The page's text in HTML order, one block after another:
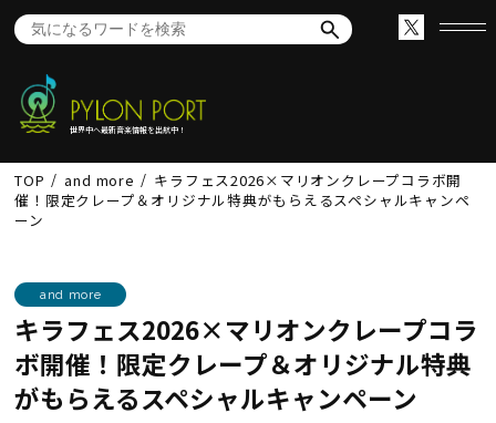
世界中へ最新音楽情報を出航中！
TOP and more
キラフェス2026×マリオンクレープコラボ開
催！限定クレープ＆オリジナル特典がもらえるスペシャルキャンペ
ーン
and more
キラフェス2026×マリオンクレープコラ
ボ開催！限定クレープ＆オリジナル特典
がもらえるスペシャルキャンペーン